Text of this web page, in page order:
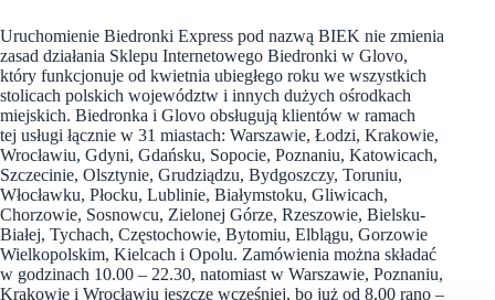
Uruchomienie Biedronki Express pod nazwą BIEK nie zmienia
zasad działania Sklepu Internetowego Biedronki w Glovo,
który funkcjonuje od kwietnia ubiegłego roku we wszystkich
stolicach polskich województw i innych dużych ośrodkach
miejskich. Biedronka i Glovo obsługują klientów w ramach
tej usługi łącznie w 31 miastach: Warszawie, Łodzi, Krakowie,
Wrocławiu, Gdyni, Gdańsku, Sopocie, Poznaniu, Katowicach,
Szczecinie, Olsztynie, Grudziądzu, Bydgoszczy, Toruniu,
Włocławku, Płocku, Lublinie, Białymstoku, Gliwicach,
Chorzowie, Sosnowcu, Zielonej Górze, Rzeszowie, Bielsku-
Białej, Tychach, Częstochowie, Bytomiu, Elblągu, Gorzowie
Wielkopolskim, Kielcach i Opolu. Zamówienia można składać
w godzinach 10.00 – 22.30, natomiast w Warszawie, Poznaniu,
Krakowie i Wrocławiu jeszcze wcześniej, bo już od 8.00 rano –